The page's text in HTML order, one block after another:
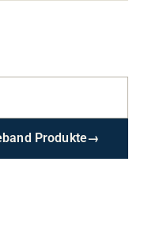
Produkte→